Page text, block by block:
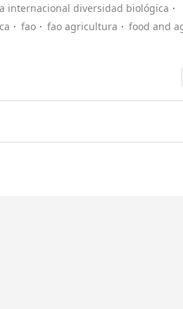
internacional diversidad biológica
fao fao agricultura
food and